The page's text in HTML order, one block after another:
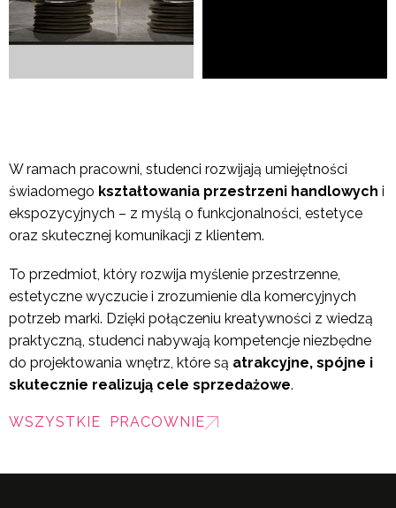
W ramach pracowni, studenci rozwijają umiejętności
świadomego kształtowania przestrzeni handlowych i
ekspozycyjnych – z myślą o funkcjonalności, estetyce
oraz skutecznej komunikacji z klientem.
To przedmiot, który rozwija myślenie przestrzenne,
estetyczne wyczucie i zrozumienie dla komercyjnych
potrzeb marki. Dzięki połączeniu kreatywności z wiedzą
praktyczną, studenci nabywają kompetencje niezbędne
do projektowania wnętrz, które są atrakcyjne, spójne i
skutecznie realizują cele sprzedażowe.
WSZYSTKIE PRACOWNIE